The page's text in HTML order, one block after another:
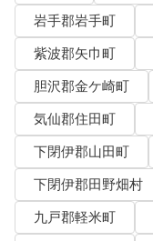
岩手郡岩手町
紫波郡矢巾町
胆沢郡金ケ崎町
気仙郡住田町
下閉伊郡山田町
下閉伊郡田野畑村
九戸郡軽米町